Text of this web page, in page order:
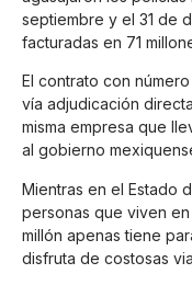
septiembre y el 31 de
facturadas en 71
El contrato con
vía adjudicación
misma empresa que
al gobierno
Mientras en el Estado
personas que viven
millón apenas tiene
disfruta de costosas